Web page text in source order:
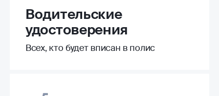
Водительские
удостоверения
Всех, кто будет вписан в полис